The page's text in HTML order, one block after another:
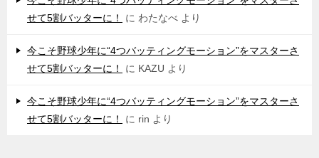
せて5割バッターに！
に わたなべ より
今こそ野球少年に“4つバッティングモーション”をマスターさ
せて5割バッターに！
に KAZU より
今こそ野球少年に“4つバッティングモーション”をマスターさ
せて5割バッターに！
に rin より